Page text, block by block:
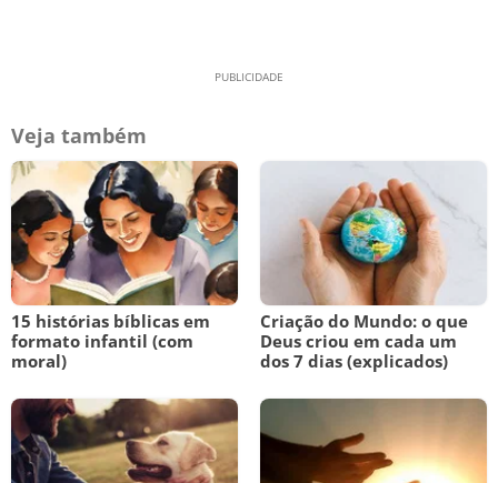
Veja também
15 histórias bíblicas em
formato infantil (com
moral)
Criação do Mundo: o que
Deus criou em cada um
dos 7 dias (explicados)